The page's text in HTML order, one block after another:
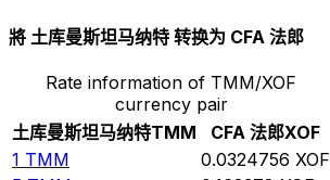
將 土库曼斯坦马纳特 转换为 CFA 法郎
Rate information of TMM/XOF
currency pair
土库曼斯坦马纳特TMM CFA 法郎XOF
1 TMM 0.0324756 XOF